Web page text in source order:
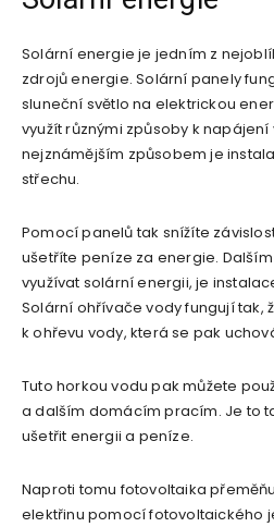
Solární energie je jedním z
zdrojů energie. Solární panely
sluneční světlo na elektrickou
využít různými způsoby k
nejznámějším způsobem je
střechu.
Pomocí panelů tak snížíte
ušetříte peníze za energie.
využívat solární energii, je
Solární ohřívače vody fungují tak,
k ohřevu vody, která se pak
Tuto horkou vodu pak můžete
a dalším domácím pracím. Je to
ušetřit energii a peníze.
Naproti tomu fotovoltaika
elektřinu pomocí fotovoltaického